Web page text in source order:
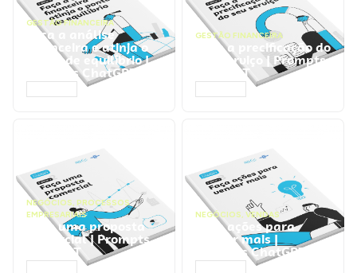
GESTÃO FINANCEIRA
Faça a análise
financeira e atinja o
ponto de equilíbrio |
Prompts ChatGPT
GESTÃO FINANCEIRA
Faça a precificação do
seu serviço | Prompts
ChatGPT
NEGÓCIOS, PROCESSOS
EMPRESARIAIS
Faça uma proposta
comercial | Prompts
ChatGPT
NEGÓCIOS, VENDAS
Faça ações para
vender mais |
Prompts ChatGPT